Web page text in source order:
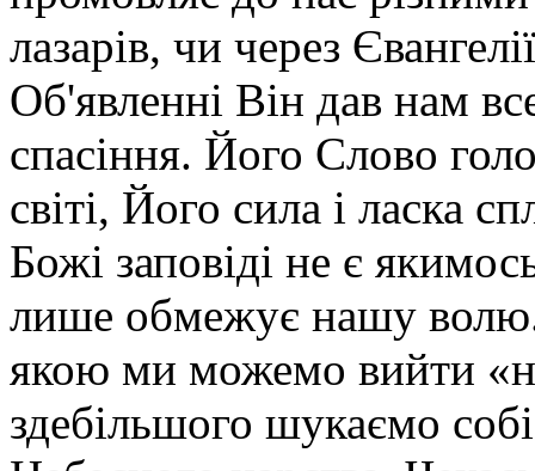
лазарів, чи через
Об'явленні Він дав нам
спасіння. Його Слово
світі, Його сила і ласка
Божі заповіді не є
лише обмежує нашу
якою ми можемо вийти
здебільшого шукаємо